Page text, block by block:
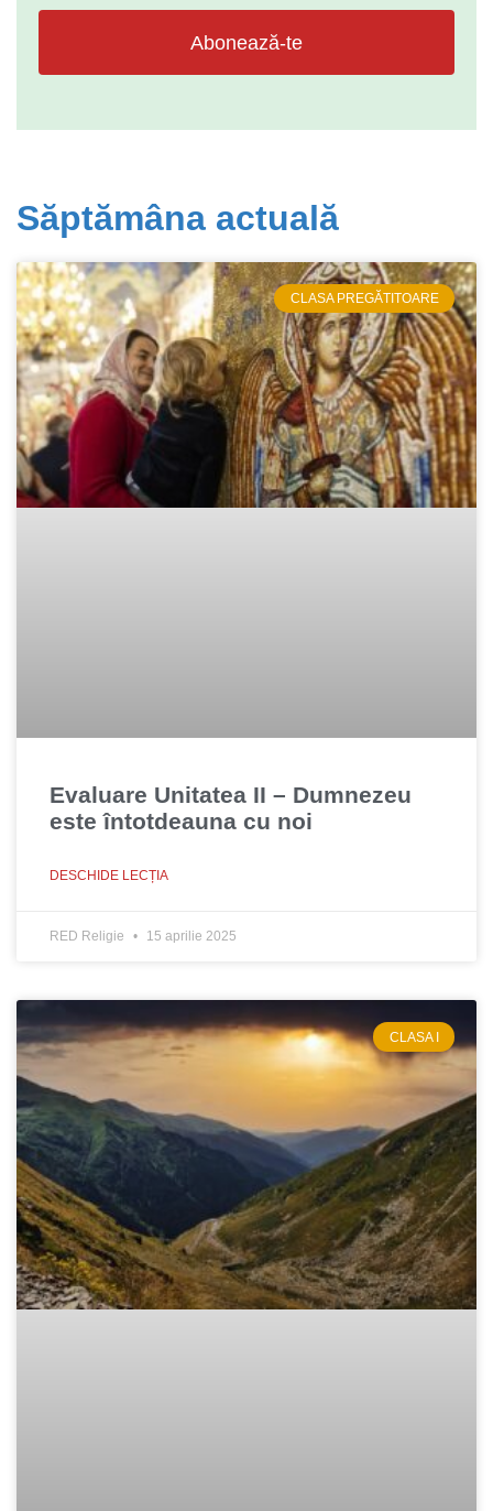
Abonează-te
Săptămâna actuală
CLASA PREGĂTITOARE
Evaluare Unitatea II – Dumnezeu
este întotdeauna cu noi
DESCHIDE LECȚIA
RED Religie 15 aprilie 2025
CLASA I